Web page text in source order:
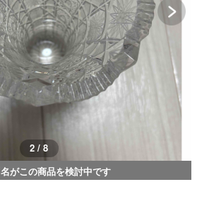
3 / 8
名がこの商品を検討中です